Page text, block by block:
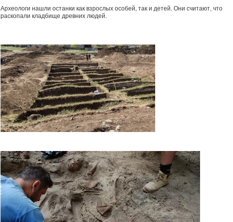
Археологи нашли останки как взрослых особей, так и детей. Они считают, что
раскопали кладбище древних людей.